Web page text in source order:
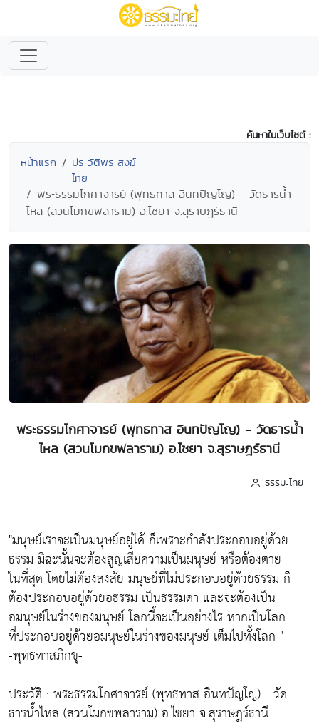
ค้นหาในเว็บไซต์ :
หน้าแรก
ประวัติพระสงฆ์
ไทย
พระธรรมโกศาจารย์ (พุทธทาส อินทปัญโญ) - วัดธารน้ำ
ไหล (สวนโมกขพลาราม) อ.ไชยา จ.สุราษฎร์ธานี
พระธรรมโกศาจารย์ (พุทธทาส อินทปัญโญ) - วัดธารน้ำ
ไหล (สวนโมกขพลาราม) อ.ไชยา จ.สุราษฎร์ธานี
ธรรมะไทย
"มนุษย์เราจะเป็นมนุษย์อยู่ได้ ก็เพราะกำลังประกอบอยู่ด้วย
ธรรม มิฉะนั้นจะต้องสูญเสียความเป็นมนุษย์ หรือต้องตาย
ในที่สุด โดยไม่ต้องสงสัย มนุษย์ที่ไม่ประกอบอยู่ด้วยธรรม ก็
ต้องประกอบอยู่ด้วยอธรรม เป็นธรรมดา และจะต้องเป็น
อมนุษย์ในร่างของมนุษย์ โลกนี้จะเป็นอย่างไร หากเป็นโลก
ที่ประกอบอยู่ด้วยอมนุษย์ในร่างของมนุษย์ เต็มไปทั้งโลก "
-พุทธทาสภิกขุ-
ประวัติ : พระธรรมโกศาจารย์ (พุทธทาส อินทปัญโญ) - วัด
ธารน้ำไหล (สวนโมกขพลาราม) อ.ไชยา จ.สุราษฎร์ธานี